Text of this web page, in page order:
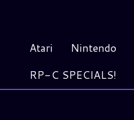
Atari Nintendo
RP-C SPECIALS!